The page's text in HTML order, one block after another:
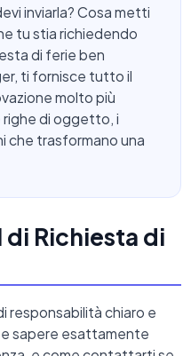
inviarla? Cosa metti
tu stia richiedendo
di ferie ben
ti fornisce tutto il
molto più
righe di oggetto, i
che trasformano una
Richiesta di
responsabilità chiaro e
sapere esattamente